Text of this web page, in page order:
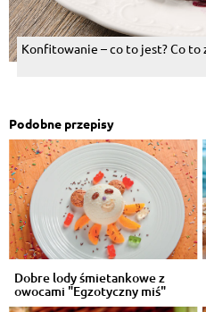
Konfitowanie – co to jest? Co to
Podobne przepisy
Dobre lody śmietankowe z
owocami "Egzotyczny miś"